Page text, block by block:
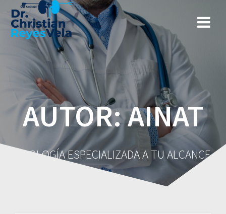
AUTOR:AINAT
UROLOGÍA ESPECIALIZADA A TU ALCANCE